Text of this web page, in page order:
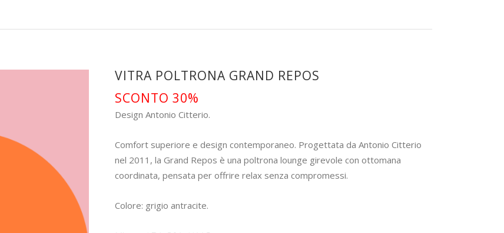
VITRA POLTRONA GRAND REPOS
SCONTO 30%
Design Antonio Citterio.
Comfort superiore e design contemporaneo. Progettata da Antonio Citterio
nel 2011, la Grand Repos è una poltrona lounge girevole con ottomana
coordinata, pensata per offrire relax senza compromessi.
Colore: grigio antracite.